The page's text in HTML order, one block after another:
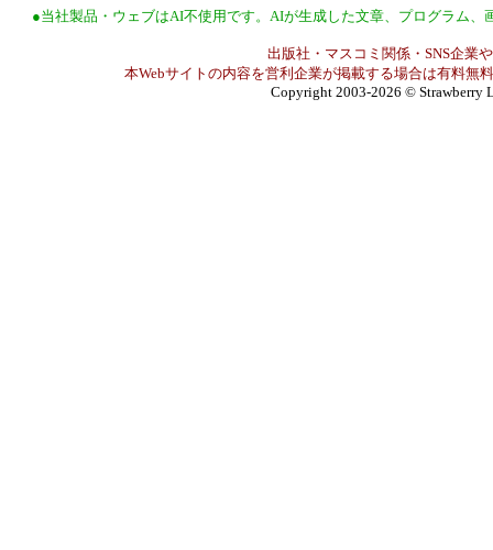
●当社製品・ウェブはAI不使用です。AIが生成した文章、プログラム
出版社・マスコミ関係・SNS企業
本Webサイトの内容を営利企業が掲載する場合は有料無
Copyright 2003-2026 © Strawberry